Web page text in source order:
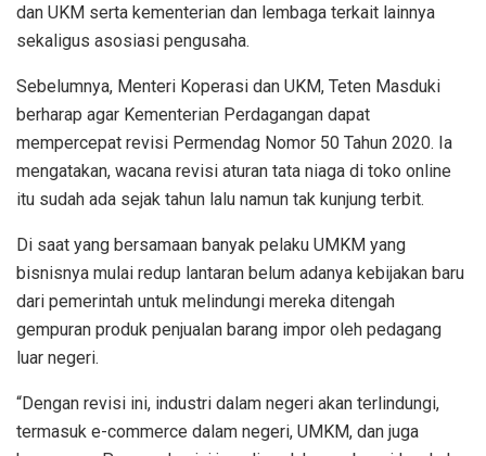
dan UKM serta kementerian dan lembaga terkait lainnya
sekaligus asosiasi pengusaha.
Sebelumnya, Menteri Koperasi dan UKM, Teten Masduki
berharap agar Kementerian Perdagangan dapat
mempercepat revisi Permendag Nomor 50 Tahun 2020. Ia
mengatakan, wacana revisi aturan tata niaga di toko online
itu sudah ada sejak tahun lalu namun tak kunjung terbit.
Di saat yang bersamaan banyak pelaku UMKM yang
bisnisnya mulai redup lantaran belum adanya kebijakan baru
dari pemerintah untuk melindungi mereka ditengah
gempuran produk penjualan barang impor oleh pedagang
luar negeri.
“Dengan revisi ini, industri dalam negeri akan terlindungi,
termasuk e-commerce dalam negeri, UMKM, dan juga